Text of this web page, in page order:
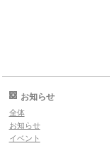
お知らせ
全体
お知らせ
イベント